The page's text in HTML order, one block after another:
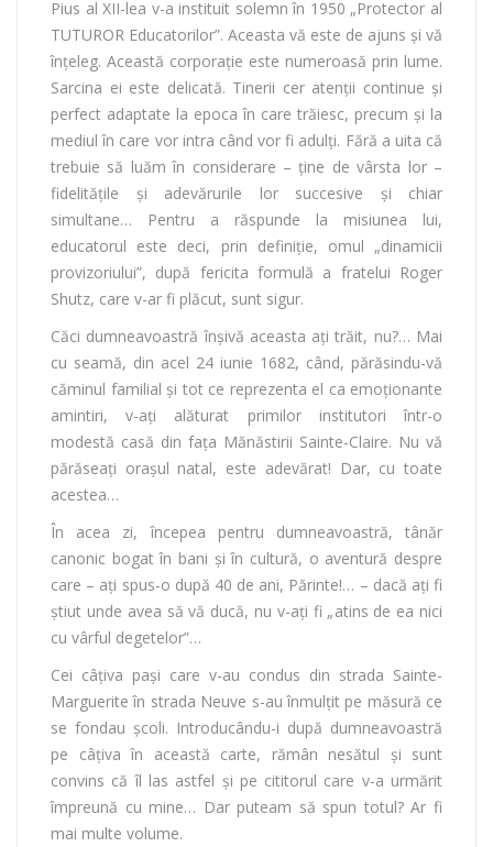
Pius al XII-lea v-a instituit solemn în 1950 „Protector al
TUTUROR Educatorilor”. Aceasta vă este de ajuns şi vă
înţeleg. Această corporaţie este numeroasă prin lume.
Sarcina ei este delicată. Tinerii cer atenţii continue şi
perfect adaptate la epoca în care trăiesc, precum şi la
mediul în care vor intra când vor fi adulţi. Fără a uita că
trebuie să luăm în considerare – ţine de vârsta lor –
fidelităţile şi adevărurile lor succesive şi chiar
simultane… Pentru a răspunde la misiunea lui,
educatorul este deci, prin definiţie, omul „dinamicii
provizoriului”, după fericita formulă a fratelui Roger
Shutz, care v-ar fi plăcut, sunt sigur.
Căci dumneavoastră înşivă aceasta aţi trăit, nu?… Mai
cu seamă, din acel 24 iunie 1682, când, părăsindu-vă
căminul familial şi tot ce reprezenta el ca emoţionante
amintiri, v-aţi alăturat primilor institutori într-o
modestă casă din faţa Mănăstirii Sainte-Claire. Nu vă
părăseaţi oraşul natal, este adevărat! Dar, cu toate
acestea…
În acea zi, începea pentru dumneavoastră, tânăr
canonic bogat în bani şi în cultură, o aventură despre
care – aţi spus-o după 40 de ani, Părinte!… – dacă aţi fi
ştiut unde avea să vă ducă, nu v-aţi fi „atins de ea nici
cu vârful degetelor”…
Cei câţiva paşi care v-au condus din strada Sainte-
Marguerite în strada Neuve s-au înmulţit pe măsură ce
se fondau şcoli. Introducându-i după dumneavoastră
pe câţiva în această carte, rămân nesătul şi sunt
convins că îl las astfel şi pe cititorul care v-a urmărit
împreună cu mine… Dar puteam să spun totul? Ar fi
mai multe volume.